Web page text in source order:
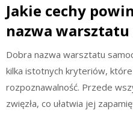
Jakie cechy
nazwa warsztatu
Dobra nazwa warsztatu
kilka istotnych kryteriów,
rozpoznawalność. Przede
zwięzła, co ułatwia jej